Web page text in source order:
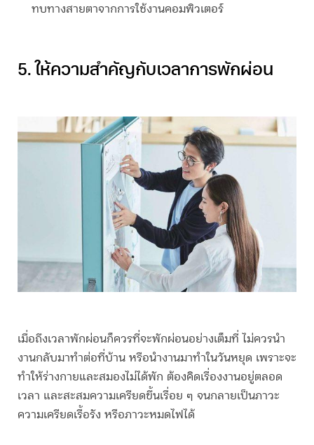
ทบทางสายตาจากการใช้งานคอมพิวเตอร์
5. ให้ความสำคัญกับเวลาการพักผ่อน
เมื่อถึงเวลาพักผ่อนก็ควรที่จะพักผ่อนอย่างเต็มที่ ไม่ควรนำ
งานกลับมาทำต่อที่บ้าน หรือนำงานมาทำในวันหยุด เพราะจะ
ทำให้ร่างกายและสมองไม่ได้พัก ต้องคิดเรื่องงานอยู่ตลอด
เวลา และสะสมความเครียดขึ้นเรื่อย ๆ จนกลายเป็นภาวะ
ความเครียดเรื้อรัง หรือภาวะหมดไฟได้